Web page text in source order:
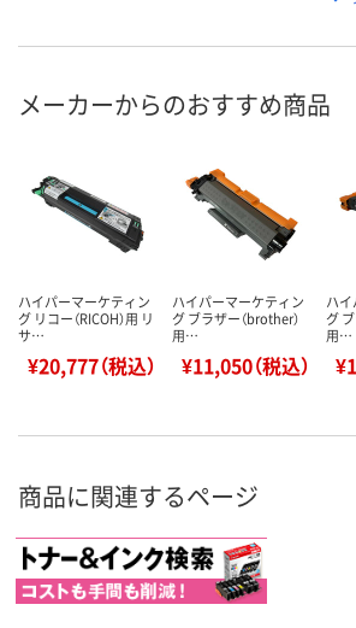
メーカーからのおすすめ商品
ハイパーマーケティン
グ リコー（RICOH）用 リ
サ…
¥20,777（税込）
ハイパーマーケティン
グ ブラザー（brother）
用…
¥11,050（税込）
ハ
グ
用…
商品に関連するページ